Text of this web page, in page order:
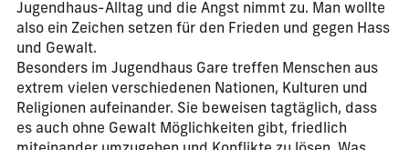
Jugendhaus-Alltag und die Angst nimmt zu. Man wollte
also ein Zeichen setzen für den Frieden und gegen Hass
und Gewalt.
Besonders im Jugendhaus Gare treffen Menschen aus
extrem vielen verschiedenen Nationen, Kulturen und
Religionen aufeinander. Sie beweisen tagtäglich, dass
es auch ohne Gewalt Möglichkeiten gibt, friedlich